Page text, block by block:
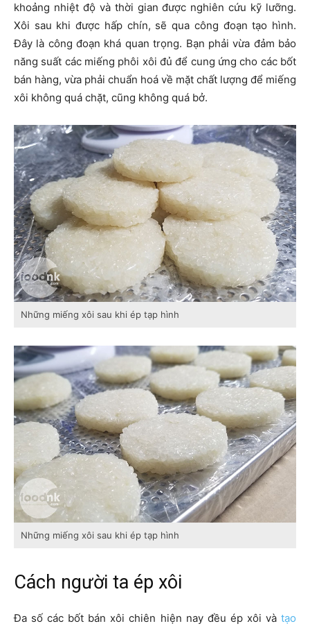
khoảng nhiệt độ và thời gian được nghiên cứu kỹ lưỡng.
Xôi sau khi được hấp chín, sẽ qua công đoạn tạo hình.
Đây là công đoạn khá quan trọng. Bạn phải vừa đảm bảo
năng suất các miếng phôi xôi đủ để cung ứng cho các bốt
bán hàng, vừa phải chuẩn hoá về mặt chất lượng để miếng
xôi không quá chặt, cũng không quá bở.
Những miếng xôi sau khi ép tạp hình
Những miếng xôi sau khi ép tạp hình
Cách người ta ép xôi
Đa số các bốt bán xôi chiên hiện nay đều ép xôi và tạo